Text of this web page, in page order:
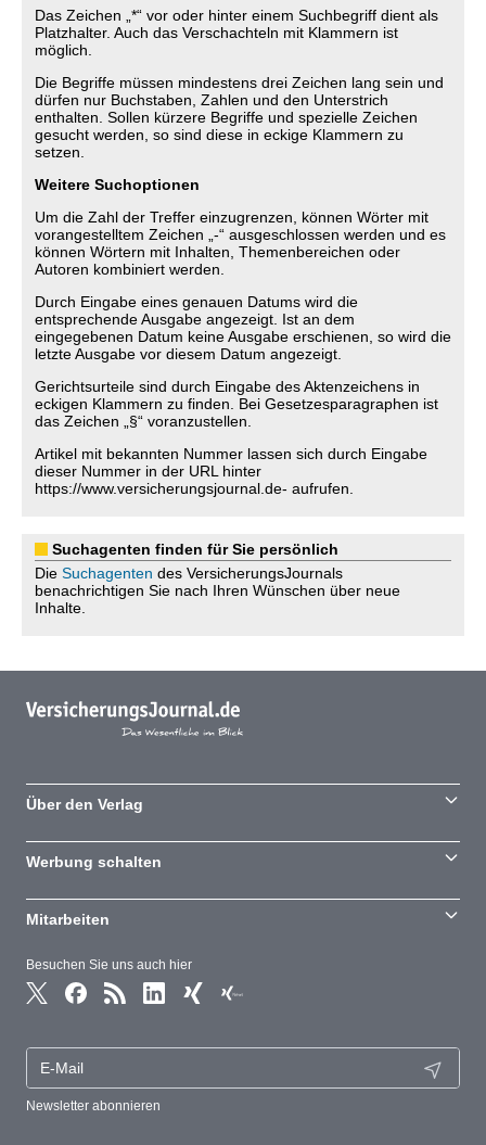
Das Zeichen „*“ vor oder hinter einem Suchbegriff dient als
Platzhalter. Auch das Verschachteln mit Klammern ist
möglich.
Die Begriffe müssen mindestens drei Zeichen lang sein und
dürfen nur Buchstaben, Zahlen und den Unterstrich
enthalten. Sollen kürzere Begriffe und spezielle Zeichen
gesucht werden, so sind diese in eckige Klammern zu
setzen.
Weitere Suchoptionen
Um die Zahl der Treffer einzugrenzen, können Wörter mit
vorangestelltem Zeichen „-“ ausgeschlossen werden und es
können Wörtern mit Inhalten, Themenbereichen oder
Autoren kombiniert werden.
Durch Eingabe eines genauen Datums wird die
entsprechende Ausgabe angezeigt. Ist an dem
eingegebenen Datum keine Ausgabe erschienen, so wird die
letzte Ausgabe vor diesem Datum angezeigt.
Gerichtsurteile sind durch Eingabe des Aktenzeichens in
eckigen Klammern zu finden. Bei Gesetzesparagraphen ist
das Zeichen „§“ voranzustellen.
Artikel mit bekannten Nummer lassen sich durch Eingabe
dieser Nummer in der URL hinter
https://www.versicherungsjournal.de- aufrufen.
Suchagenten finden für Sie persönlich
Die Suchagenten des VersicherungsJournals
benachrichtigen Sie nach Ihren Wünschen über neue
Inhalte.
Besuchen Sie uns auch hier
Newsletter abonnieren
Über den Verlag
Werbung schalten
Mitarbeiten